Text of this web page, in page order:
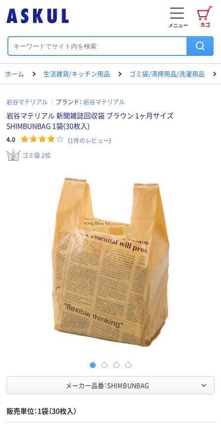
カゴ
メニュー
ホーム 生活雑貨/キッチン用品 ゴミ袋/清掃用品/洗濯用品
岩谷マテリアル ブランド： 岩谷マテリアル
岩谷マテリアル 新聞雑誌回収袋 ブラウン 1ヶ月サイズ
SHIMBUNBAG 1袋(30枚入)
4.0 （1件のレビュー）
ゴミ袋 2位
メーカー品番：SHIMBUNBAG
販売単位：1袋（30枚入）